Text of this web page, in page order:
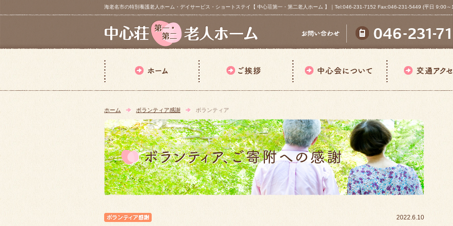
海老名市の特別養護老人ホーム・デイサービス・ショートステイ【 中心荘第一・第二老人ホーム 】｜Tel:046-231-7152 Fax:046-231-5449 (平日 9:00
ホーム ボランティア感謝 ボランティア
2022.6.10